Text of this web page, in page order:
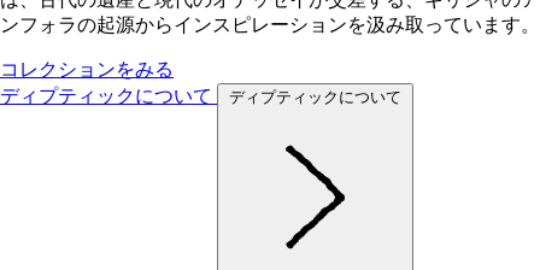
ンフォラの起源からインスピレーションを汲み取っています。
コレクションをみる
ディプティックについて
ディプティックについて